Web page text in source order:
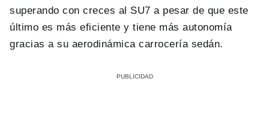
superando con creces al SU7 a pesar de que este
último es más eficiente y tiene más autonomía
gracias a su aerodinámica carrocería sedán.